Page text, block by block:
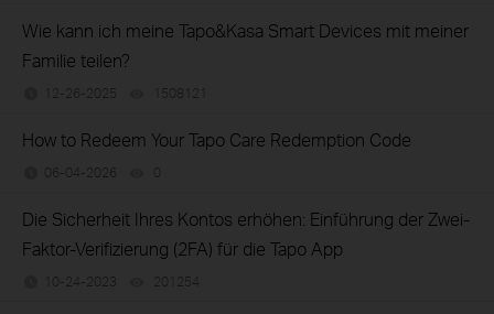
Wie kann ich meine Tapo&Kasa Smart Devices mit meiner
Familie teilen?
12-26-2025 1508121
How to Redeem Your Tapo Care Redemption Code
06-04-2026 0
Die Sicherheit Ihres Kontos erhöhen: Einführung der Zwei-
Faktor-Verifizierung (2FA) für die Tapo App
10-24-2023 201254